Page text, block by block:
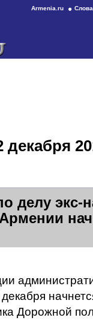
Armenia.ru
декабря
делу экс-
Дорожной